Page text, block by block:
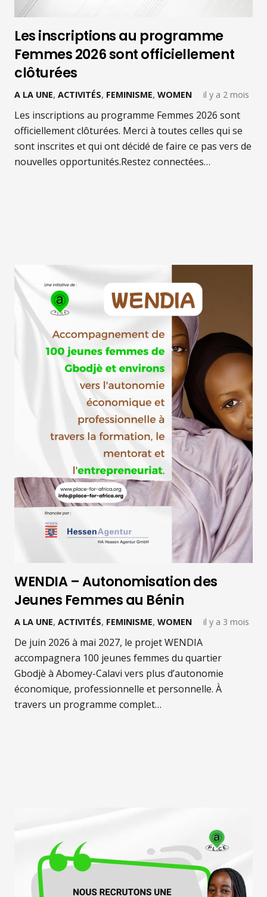
Les inscriptions au programme
Femmes 2026 sont officiellement
clôturées
A LA UNE, ACTIVITÉS, FEMINISME, WOMEN il y a 2 mois
Les inscriptions au programme Femmes 2026 sont
officiellement clôturées. Merci à toutes celles qui se
sont inscrites et qui ont décidé de faire ce pas vers de
nouvelles opportunités.Restez connectées…
WENDIA – Autonomisation des
Jeunes Femmes au Bénin
A LA UNE, ACTIVITÉS, FEMINISME, WOMEN il y a 3 mois
De juin 2026 à mai 2027, le projet WENDIA
accompagnera 100 jeunes femmes du quartier
Gbodjè à Abomey-Calavi vers plus d’autonomie
économique, professionnelle et personnelle. À
travers un programme complet…